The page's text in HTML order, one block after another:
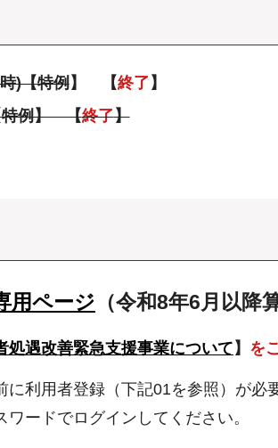
)【特例】 【終了 】
特例】 【終了】
用ページ （令和8年6月以降
処遇改善緊急支援事業について 】 を
用者登録（下記01を参照）が必要
ードでログインしてください。